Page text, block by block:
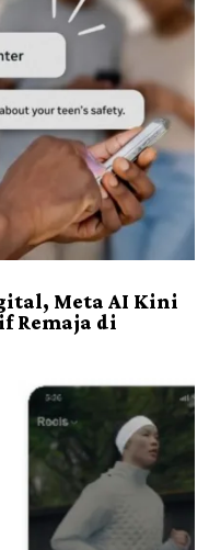
Meta AI Kini
Remaja di